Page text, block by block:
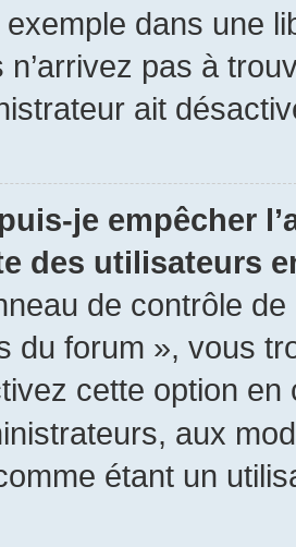
dans une
n’arrivez pas à
ait
je empêcher
des utilisateurs
de contrôle
du forum », vous
cette option
aux
étant un